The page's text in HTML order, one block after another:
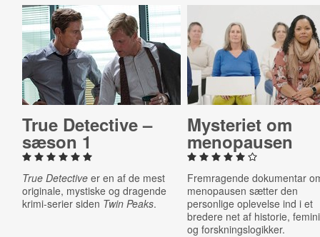
True Detective –
sæson 1
True Detectiveer en af de mest
originale, mystiske og dragende
krimi-serier siden Twin Peaks.
Mysteriet om
meno­pau­sen
Fremragende dokumentar
menopausen sætter den
personlige oplevelse ind i et
bredere net af historie,
og forskningslogikker.